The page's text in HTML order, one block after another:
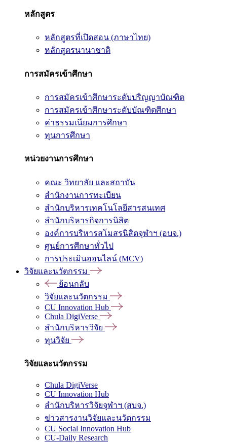
หลักสูตร
หลักสูตรที่เปิดสอน (ภาษาไทย)
หลักสูตรนานาชาติ
การสมัครเข้าศึกษา
การสมัครเข้าศึกษาระดับปริญญาบัณฑิต
การสมัครเข้าศึกษาระดับบัณฑิตศึกษา
ค่าธรรมเนียมการศึกษา
ทุนการศึกษา
หน่วยงานการศึกษา
คณะ วิทยาลัย และสถาบัน
สำนักงานการทะเบียน
สำนักบริหารเทคโนโลยีสารสนเทศ
สำนักบริหารกิจการนิสิต
องค์การบริหารสโมสรนิสิตจุฬาฯ (อบจ.)
ศูนย์การศึกษาทั่วไป
การประเมินออนไลน์ (MCV)
วิจัยและนวัตกรรม
ย้อนกลับ
วิจัยและนวัตกรรม
CU Innovation Hub
Chula DigiVerse
สำนักบริหารวิจัย
ทุนวิจัย
วิจัยและนวัตกรรม
Chula DigiVerse
CU Innovation Hub
สำนักบริหารวิจัยจุฬาฯ (สบจ.)
ข่าวสารงานวิจัยและนวัตกรรม
CU Social Innovation Hub
CU-Daily Research